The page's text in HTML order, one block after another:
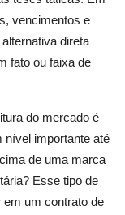
vencimentos e
direta
fato ou faixa de
do mercado é
nível importante até
de uma marca
Esse tipo de
em um contrato de